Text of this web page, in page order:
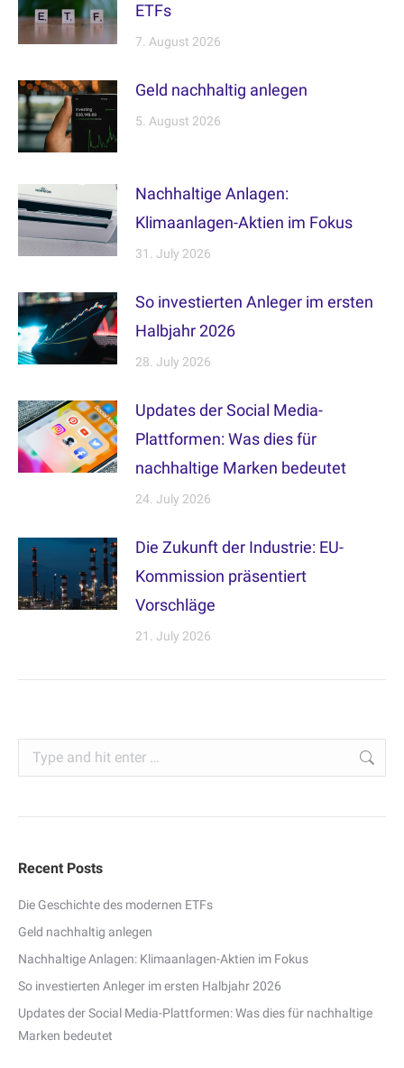
ETFs
7. August 2026
Geld nachhaltig anlegen
5. August 2026
Nachhaltige Anlagen:
Klimaanlagen-Aktien im Fokus
31. July 2026
So investierten Anleger im ersten
Halbjahr 2026
28. July 2026
Updates der Social Media-
Plattformen: Was dies für
nachhaltige Marken bedeutet
24. July 2026
Die Zukunft der Industrie: EU-
Kommission präsentiert
Vorschläge
21. July 2026
Search:
Recent Posts
Die Geschichte des modernen ETFs
Geld nachhaltig anlegen
Nachhaltige Anlagen: Klimaanlagen-Aktien im Fokus
So investierten Anleger im ersten Halbjahr 2026
Updates der Social Media-Plattformen: Was dies für nachhaltige
Marken bedeutet